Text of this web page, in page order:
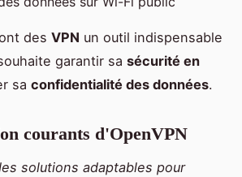
des VPN un outil indispensable
garantir sa sécurité en
sa confidentialité des données.
courants d'OpenVPN
solutions adaptables pour